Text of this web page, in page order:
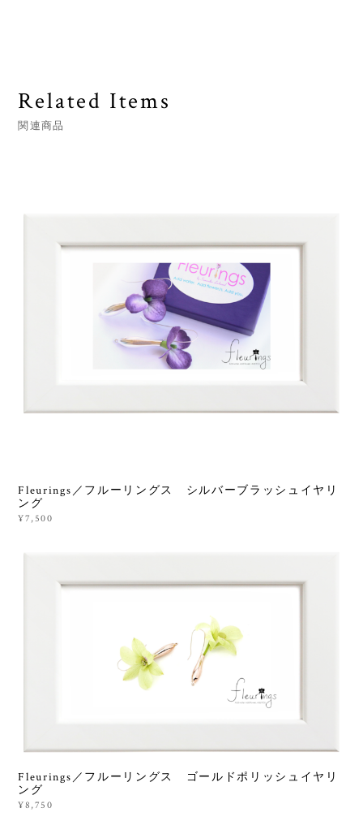
Related Items
関連商品
Fleurings／フルーリングス シルバーブラッシュイヤリ
ング
¥7,500
Fleurings／フルーリングス ゴールドポリッシュイヤリ
ング
¥8,750